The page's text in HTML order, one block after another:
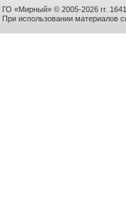
ГО «Мирный» © 2005-2026 гг.
При использовании материалов